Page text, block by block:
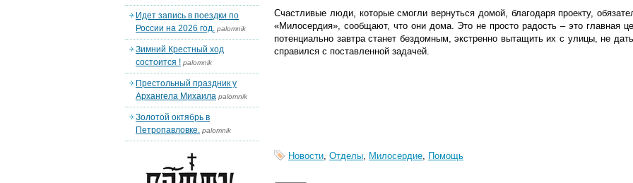
Счастливые люди, которые смогли вернуться домой, благодаря проекту,
«Милосердия», сообщают, что они дома. Это не просто радость – это главная
потенциально завтра станет бездомным, экстренно вытащить их с улицы, не
справился с поставленной задачей.
Новости, Отделы, Милосердие, Помощь
Идет запись в поездки по
России на 2026 год. palomnik
Зимний Крестный ход
состоится ! palomnik
Престольный праздник у
Архангела Михаила palomnik
Золотой октябрь в
Петропавловке. palomnik